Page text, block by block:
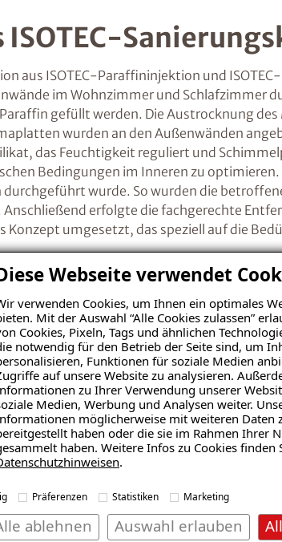
Webseite verwendet
verwenden Cookies, um Ihnen ein optimales
Mit der Auswahl “Alle Cookies zulassen”
Cookies, Pixeln, Tags und ähnlichen
notwendig für den Betrieb der Seite sind, um
Funktionen für soziale Medien
auf unsere Website zu analysieren.
zu Ihrer Verwendung unserer
Medien, Werbung und Analysen weiter.
möglicherweise mit weiteren Daten
haben oder die sie im Rahmen Ihrer
haben. Weitere Infos zu Cookies finden
.
Präferenzen Statistiken Marketing
Auswahl erlauben
ablehnen
aus ISOTEC-Paraffininjektion und
im Wohnzimmer und Schlafzimmer
gefüllt werden. Die Austrocknung
wurden an den Außenwänden
das Feuchtigkeit reguliert und
Bedingungen im Inneren zu
wurde. So wurden die
erfolgte die fachgerechte
umgesetzt, das speziell auf die
Abdichtungstechnik Barowski &
beseitigt. Die Wohnräume erstrahlen in
des Gebäudes erhalten bleibt. Die
wurde nicht nur die energetische Effizienz
und lobten die Professionalität
Immobilie gesteigert. Die Wohnung